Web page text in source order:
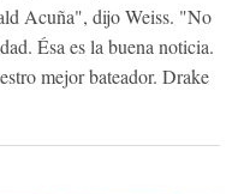
Acuña", dijo Weiss. "No
Ésa es la buena noticia.
mejor bateador. Drake